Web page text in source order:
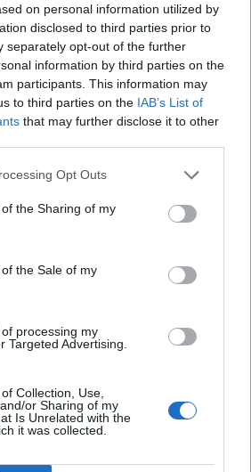
on personal information utilized by
disclosed to third parties prior to
separately opt-out of the further
information by third parties on the
participants. This information may
to third parties on the IAB’s List of
that may further disclose it to other
Opt Outs
the Sharing of my
the Sale of my
processing my
Targeted Advertising.
Collection, Use,
or Sharing of my
Is Unrelated with the
it was collected.
Προσφεύγει στη
κατά της OpenAI για
υπεξαίρεση εμπορικών
08/26 16:09
σε managers από
τη διαπίστευση του Ελληνικού
1,95 δισ. ευρώ το δεύτερο
ξεπερνώντας τις
της αγοράς